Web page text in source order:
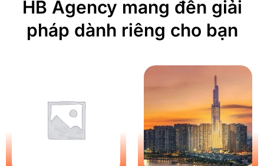
HB Agency mang đến giải
pháp dành riêng cho bạn